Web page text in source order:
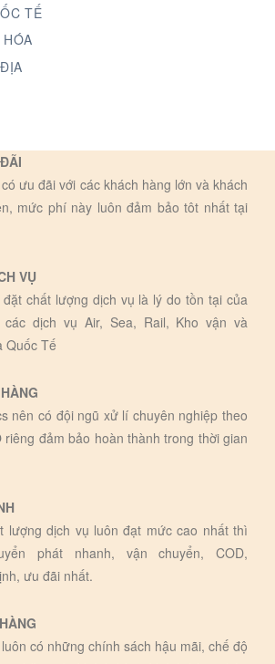
TẾ
ưu đãi với các khách hàng lớn và khách
mức phí này luôn đảm bảo tôt nhất tại
VỤ
đặt chất lượng dịch vụ là lý do tồn tại của
dịch vụ Air, Sea, Rail, Kho vận và
Quốc Tế
nên có đội ngũ xử lí chuyên nghiệp theo
đảm bảo hoàn thành trong thời gian
lượng dịch vụ luôn đạt mức cao nhất thì
phát nhanh, vận chuyển, COD,
ưu đãi nhất.
có những chính sách hậu mãi, chế độ